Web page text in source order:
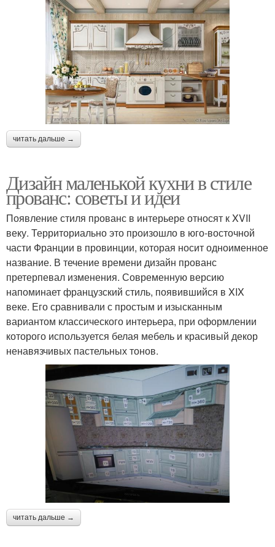
читать дальше →
Дизайн маленькой кухни в стиле
прованс: советы и идеи
Появление стиля прованс в интерьере относят к XVII
веку. Территориально это произошло в юго-восточной
части Франции в провинции, которая носит одноименное
название. В течение времени дизайн прованс
претерпевал изменения. Современную версию
напоминает французский стиль, появившийся в XIX
веке. Его сравнивали с простым и изысканным
вариантом классического интерьера, при оформлении
которого используется белая мебель и красивый декор
ненавязчивых пастельных тонов.
читать дальше →